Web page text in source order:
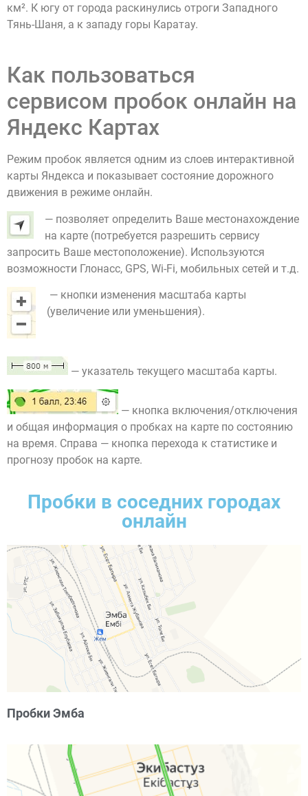
км². К югу от города раскинулись отроги Западного
Тянь-Шаня, а к западу горы Каратау.
Как пользоваться
сервисом пробок онлайн на
Яндекс Картах
Режим пробок является одним из слоев интерактивной
карты Яндекса и показывает состояние дорожного
движения в режиме онлайн.
— позволяет определить Ваше местонахождение
на карте (потребуется разрешить сервису
запросить Ваше местоположение). Используются
возможности Глонасс, GPS, Wi-Fi, мобильных сетей и т.д.
— кнопки изменения масштаба карты
(увеличение или уменьшения).
— указатель текущего масштаба карты.
— кнопка включения/отключения
и общая информация о пробках на карте по состоянию
на время. Справа — кнопка перехода к статистике и
прогнозу пробок на карте.
Пробки в соседних городах
онлайн
Пробки Эмба